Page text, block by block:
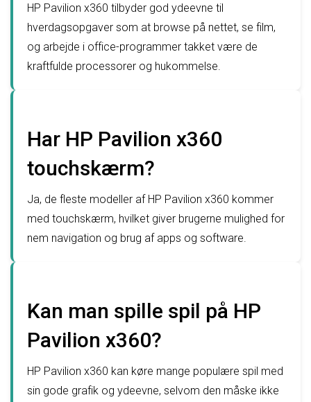
HP Pavilion x360 tilbyder god ydeevne til
hverdagsopgaver som at browse på nettet, se film,
og arbejde i office-programmer takket være de
kraftfulde processorer og hukommelse.
Har HP Pavilion x360
touchskærm?
Ja, de fleste modeller af HP Pavilion x360 kommer
med touchskærm, hvilket giver brugerne mulighed for
nem navigation og brug af apps og software.
Kan man spille spil på HP
Pavilion x360?
HP Pavilion x360 kan køre mange populære spil med
sin gode grafik og ydeevne, selvom den måske ikke